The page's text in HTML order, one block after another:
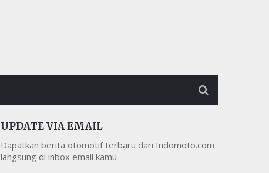
UPDATE VIA EMAIL
Dapatkan berita otomotif terbaru dari Indomoto.com
langsung di inbox email kamu